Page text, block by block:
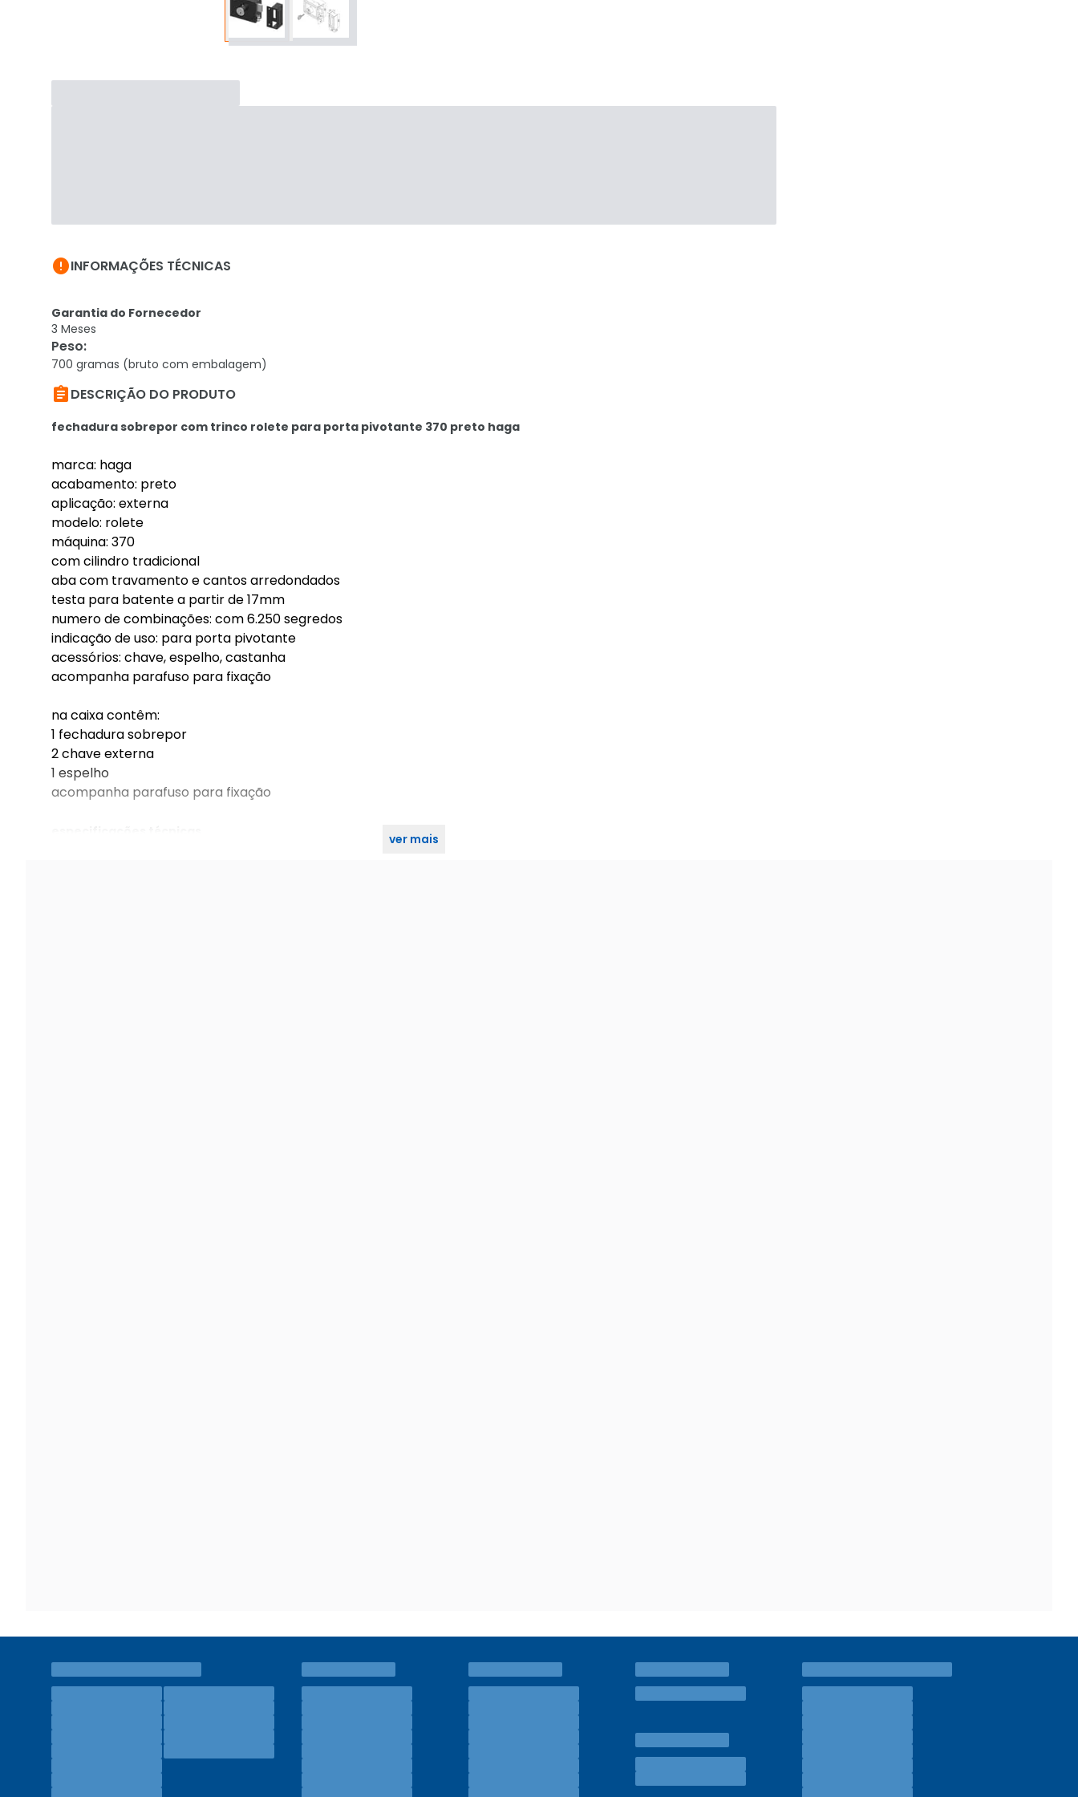
INFORMAÇÕES TÉCNICAS
Garantia do Fornecedor
3 Meses
Peso:
700 gramas (bruto com embalagem)
DESCRIÇÃO DO PRODUTO
fechadura sobrepor com trinco rolete para porta pivotante 370 preto haga
marca: haga
acabamento: preto
aplicação: externa
modelo: rolete
máquina: 370
com cilindro tradicional
aba com travamento e cantos arredondados
testa para batente a partir de 17mm
numero de combinações: com 6.250 segredos
indicação de uso: para porta pivotante
acessórios: chave, espelho, castanha
acompanha parafuso para fixação
na caixa contêm:
1 fechadura sobrepor
2 chave externa
1 espelho
acompanha parafuso para fixação
ver mais